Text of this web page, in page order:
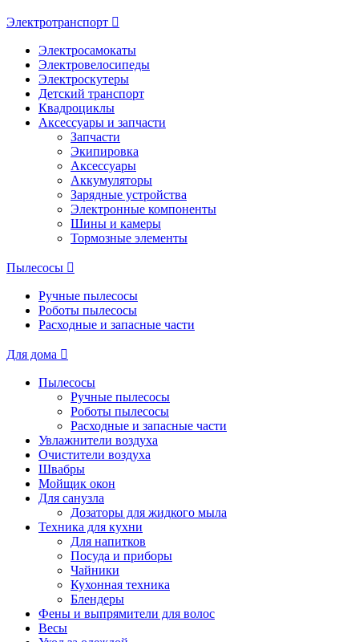
Электротранспорт
Электросамокаты
Электровелосипеды
Электроскутеры
Детский транспорт
Квадроциклы
Аксессуары и запчасти
Запчасти
Экипировка
Аксессуары
Аккумуляторы
Зарядные устройства
Электронные компоненты
Шины и камеры
Тормозные элементы
Пылесосы
Ручные пылесосы
Роботы пылесосы
Расходные и запасные части
Для дома
Пылесосы
Ручные пылесосы
Роботы пылесосы
Расходные и запасные части
Увлажнители воздуха
Очистители воздуха
Швабры
Мойщик окон
Для санузла
Дозаторы для жидкого мыла
Техника для кухни
Для напитков
Посуда и приборы
Чайники
Кухонная техника
Блендеры
Фены и выпрямители для волос
Весы